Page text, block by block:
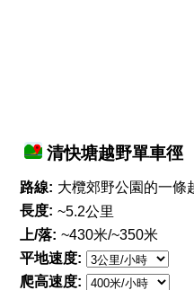
清快塘越野單車徑
路線: 大欖郊野公園的一條
長度: ~5.2公里
上/落: ~430米/~350米
平地速度:
爬高速度: